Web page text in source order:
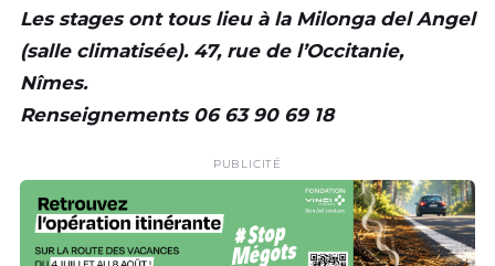
Les stages ont tous lieu à la Milonga del Angel
(salle climatisée). 47, rue de l’Occitanie,
Nîmes.
Renseignements 06 63 90 69 18
PUBLICITÉ